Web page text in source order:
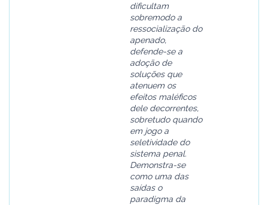
dificultam
sobremodo a
ressocialização do
apenado,
defende-se a
adoção de
soluções que
atenuem os
efeitos maléficos
dele decorrentes,
sobretudo quando
em jogo a
seletividade do
sistema penal.
Demonstra-se
como uma das
saídas o
paradigma da